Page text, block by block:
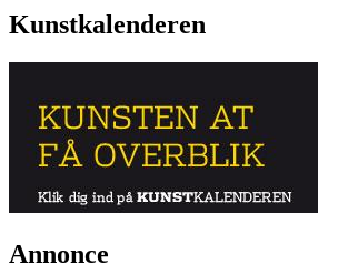
Kunstkalenderen
Annonce